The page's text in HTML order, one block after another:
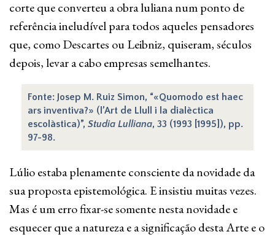
corte que converteu a obra luliana num ponto de
referência ineludível para todos aqueles pensadores
que, como Descartes ou Leibniz, quiseram, séculos
depois, levar a cabo empresas semelhantes.
Fonte: Josep M. Ruiz Simon, “«Quomodo est haec
ars inventiva?» (l’Art de Llull i la dialèctica
escolàstica)”, Studia Lulliana, 33 (1993 [1995]), pp.
97-98.
Lúlio estaba plenamente consciente da novidade da
sua proposta epistemológica. E insistiu muitas vezes.
Mas é um erro fixar-se somente nesta novidade e
esquecer que a natureza e a significação desta Arte e o